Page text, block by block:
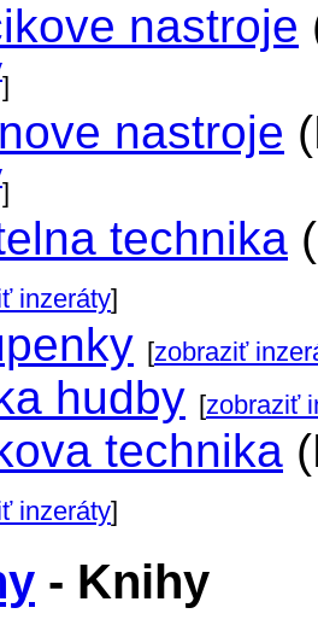
nastroje
]
nastroje
]
technika
inzeráty]
[zobraziť
hudby [zobraziť
technika
inzeráty]
- Knihy